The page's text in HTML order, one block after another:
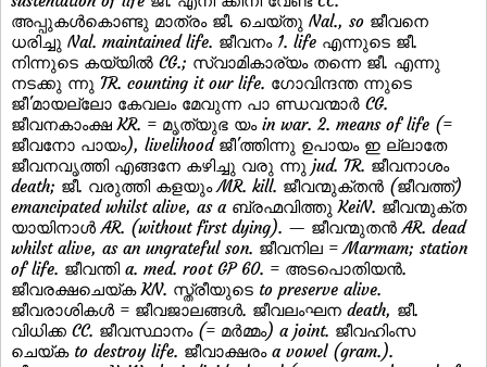
അപ്പുകള്‍കൊണ്ടു മാത്രം ജീ. ചെയ്തു Nal., so ജീവനെ
ധരിച്ചു Nal. maintained life. ജീവനം 1. life എന്നുടെ ജീ.
നിന്നുടെ കയ്യില്‍ CG.; സ്വാമികാര്യം തന്നെ ജീ. എന്നു
നടക്കു ന്നു TR. counting it our life. ഗോവിന്ദന്ത ന്നുടെ
ജീ'മായല്ലോ കേവലം മേവുന്ന പാ ണ്ഡവന്മാര്‍ CG.
ജീവനകാംക്ഷ KR. = മൃത്യുഭ യം in war. 2. means of life (=
ജീവനോ പായം), livelihood ജീ'ത്തിന്നു ഉപായം ഇ ല്ലാതേ
ജീവനവൃത്തി എങ്ങനേ കഴിച്ചു വരു ന്നു jud. TR. ജീവനാശം
death; ജീ. വരുത്തി കളയും MR. kill. ജീവന്മുക്തന്‍ (ജീവത്ത്)
emancipated whilst alive, as a ബ്രഹ്മവിത്തു KeiN. ജീവന്മുക്ത
യായിനാള്‍ AR. (without first dying). — ജീവന്മുതന്‍ AR. dead
whilst alive, as an ungrateful son. ജീവനില = Marmam; station
of life. ജീവന്തി a. med. root GP 60. = അടപൊതിയന്‍.
ജീവരക്ഷചെയ്ക KN. സ്ത്രീയുടെ to preserve alive.
ജീവരാശികള്‍ = ജീവജാലങ്ങള്‍. ജീവലംഘന death, ജീ.
വിധിക്ക CC. ജീവസ്ഥാനം (= മര്‍മ്മം) a joint. ജീവഹിംസ
ചെയ്ക to destroy life. ജീവാക്ഷരം a vowel (gram.).